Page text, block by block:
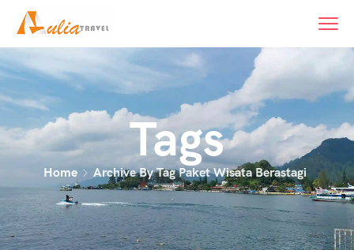
content
Tags
Home Archive By Tag Paket Wisata Berastagi